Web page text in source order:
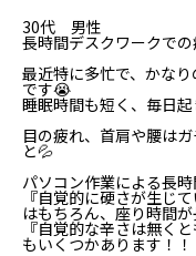
30代 男性
長時間デスクワークでの
最近特に多忙で、かな
です😭
睡眠時間も短く、毎日
目の疲れ、首肩や腰は
と💦
パソコン作業による長時
『自覚的に硬さが生じ
はもちろん、座り時間が
『自覚的な辛さは無く
もいくつかあります！！